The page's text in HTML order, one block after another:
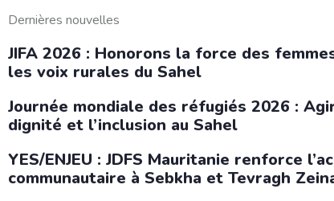
Dernières nouvelles
JIFA 2026 : Honorons la force des
les voix rurales du Sahel
Journée mondiale des réfugiés 2026 :
dignité et l’inclusion au Sahel
YES/ENJEU : JDFS Mauritanie renforce
communautaire à Sebkha et Tevragh